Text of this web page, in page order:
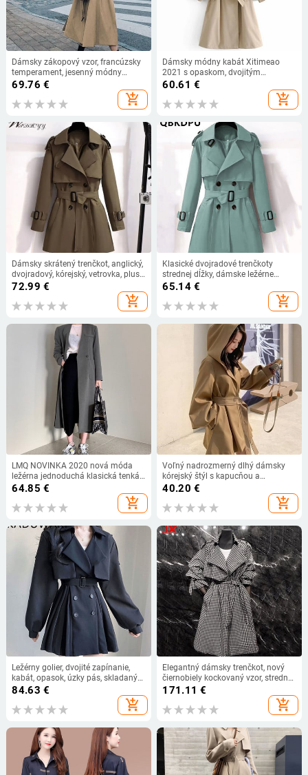
Dámsky zákopový vzor, francúzsky
temperament, jesenný módny
dizajn, vintage tunika, šerpy, voľné
retro, dvojradové vetrovky, dámske
Y2K
69.76 €
add_shopping_cart
Dámsky módny kabát Xitimeao
2021 s opaskom, dvojitým
zapínaním, vintage dámsky vrchný
odev s vreckami a dlhým rukávom,
elegantný kabát
60.61 €
add_shopping_cart
Dámsky skrátený trenčkot, anglický,
dvojradový, kórejský, vetrovka, plus
veľkosť, jar, jeseň, klopa, voľné
72.99 €
add_shopping_cart
Klasické dvojradové trenčkoty
strednej dĺžky, dámske ležérne
vetrovky s opaskom, nové
streetwear kabáty z roku 2022.
65.14€
add_shopping_cart
LMQ NOVINKA 2020 nová móda
ležérna jednoduchá klasická tenká
dlhá bunda elegantná biznis bunda
vetrovka s golierom kancelársky
kabát
64.85 €
add_shopping_cart
Voľný nadrozmerný dlhý dámsky
kórejský štýl s kapucňou a
opaskom, dámsky plášť, vetrovka,
jar, jeseň, vrchné oblečenie, khaki
čierna
40.20 €
add_shopping_cart
Ležérny golier, dvojité zapínanie,
kabát, opasok, úzky pás, skladaný
dlhý rukáv, vetrovka, bundy, kórejský
84.63 €
add_shopping_cart
Elegantný dámsky trenčkot, nový
čiernobiely kockovaný vzor, stredne
dlhý vetrovka, jarný dlhý rukáv,
171.11 €
add_shopping_cart